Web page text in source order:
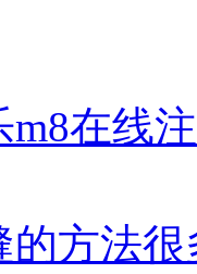
在线
的方法